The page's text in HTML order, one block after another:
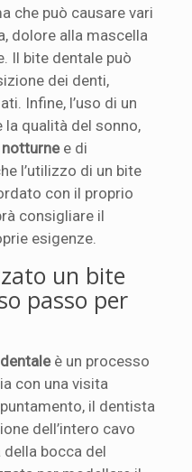
che può causare vari
dolore alla mascella
Il bite dentale può
dei denti,
Infine, l’uso di un
qualità del sonno,
notturnee di
l’utilizzo di un bite
con il proprio
consigliare il
esigenze.
un bite
passo per
è un processo
con una visita
il dentista
dell’intero cavo
della bocca del